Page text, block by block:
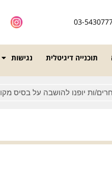
03-
תוכנייה דיגיטלית נגישות
יופנו להושבה על בסיס מקום פנוי